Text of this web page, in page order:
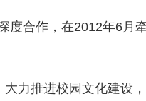
合作，在2012年6月
推进校园文化建设